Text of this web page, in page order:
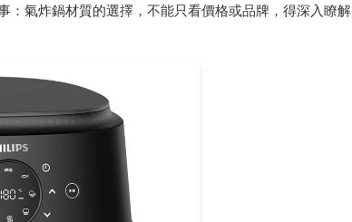
氣炸鍋材質的選擇，不能只看價格或品牌，得深入瞭解